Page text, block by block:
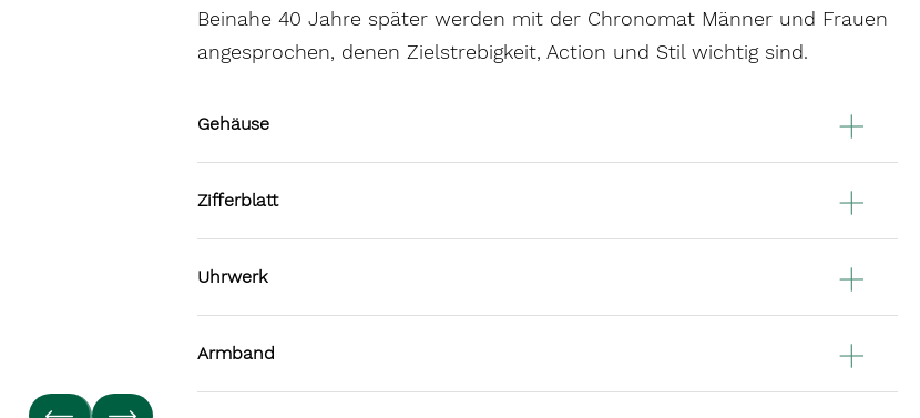
Beinahe 40 Jahre später werden mit der Chronomat Männer und Frauen
angesprochen, denen Zielstrebigkeit, Action und Stil wichtig sind.
Gehäuse
Zifferblatt
Uhrwerk
Armband